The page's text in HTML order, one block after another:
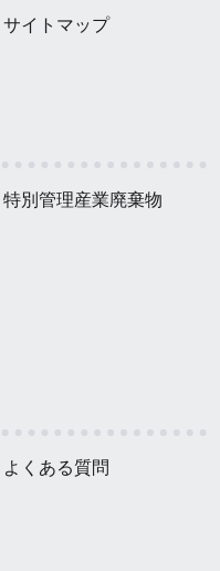
サイトマップ
特別管理産業廃棄物
よくある質問